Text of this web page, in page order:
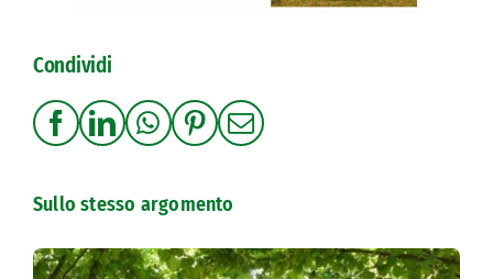
Condividi
Sullo stesso argomento